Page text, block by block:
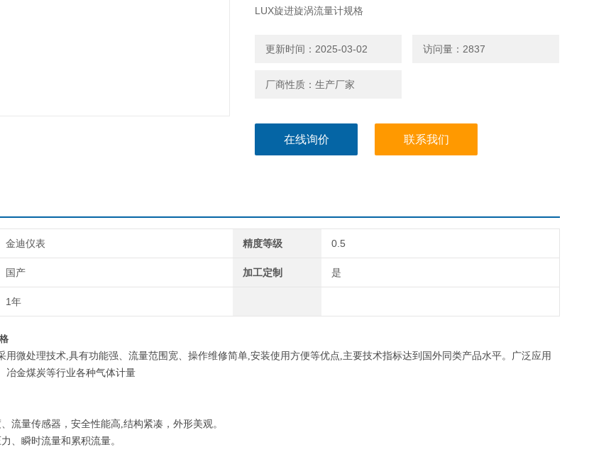
LUX旋进旋涡流量计规格
更新时间：2025-03-02 访问量：2837
厂商性质：生产厂家
在线询价 联系我们
金迪仪表 精度等级 0.5
国产 加工定制 是
1年
用微处理技术,具有功能强、流量范围宽、操作维修简单,安装使用方便等优点,主要技术指标达到国外同类产品水平。广泛应用
冶金煤炭等行业各种气体计量
流量传感器，安全性能高,结构紧凑，外形美观。
、瞬时流量和累积流量。